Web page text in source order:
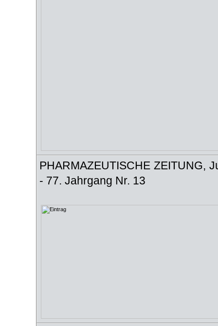
PHARMAZEUTISCHE ZEITUNG,
- 77. Jahrgang Nr. 13